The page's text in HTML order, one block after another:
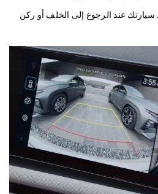
عند الرجوع إلى الخلف أو ركن